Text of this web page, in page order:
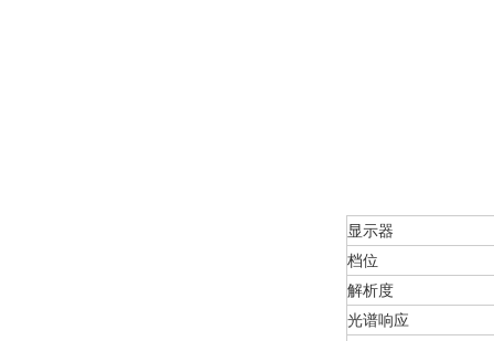
显示器
档位
解析度
光谱响应